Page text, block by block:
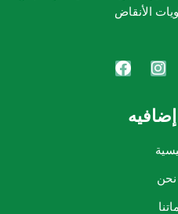
الأنقاض